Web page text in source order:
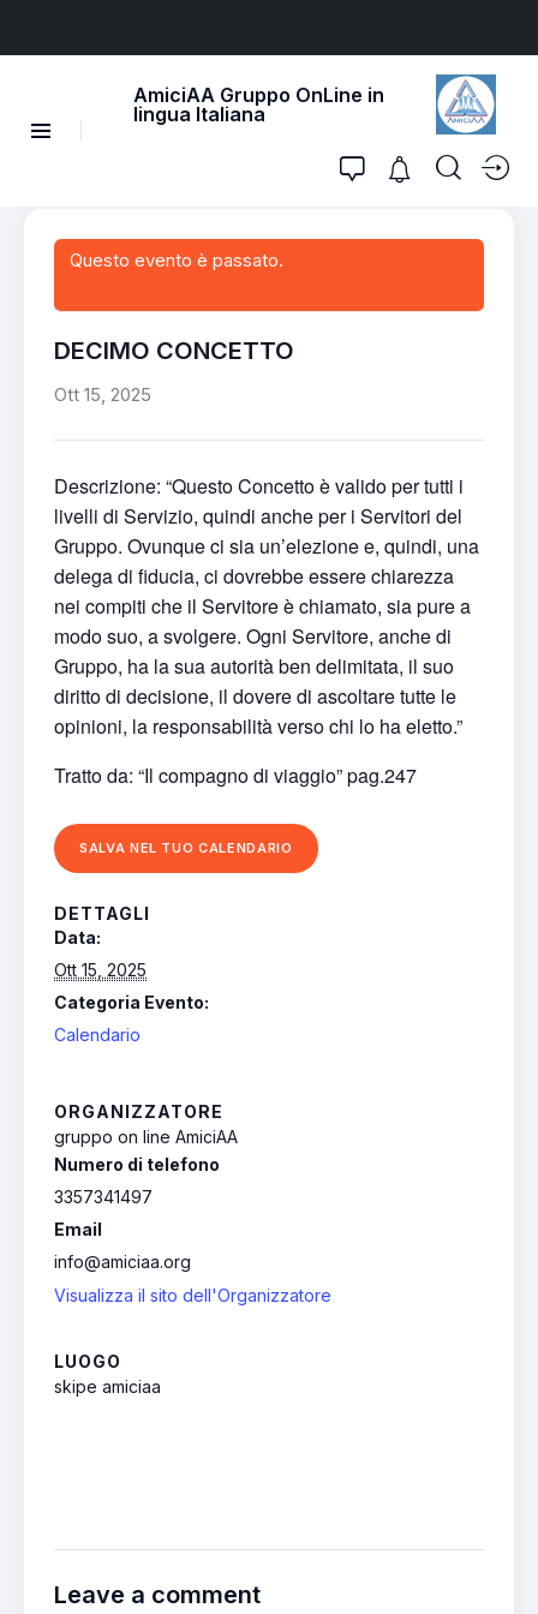
AmiciAA Gruppo OnLine in
lingua Italiana
Questo evento è passato.
DECIMO CONCETTO
Ott 15, 2025
Descrizione: “Questo Concetto è valido per tutti i
livelli di Servizio, quindi anche per i Servitori del
Gruppo. Ovunque ci sia un’elezione e, quindi, una
delega di fiducia, ci dovrebbe essere chiarezza
nei compiti che il Servitore è chiamato, sia pure a
modo suo, a svolgere. Ogni Servitore, anche di
Gruppo, ha la sua autorità ben delimitata, il suo
diritto di decisione, il dovere di ascoltare tutte le
opinioni, la responsabilità verso chi lo ha eletto.”
Tratto da: “Il compagno di viaggio” pag.247
SALVA NEL TUO CALENDARIO
DETTAGLI
Data:
Ott 15, 2025
Categoria Evento:
Calendario
ORGANIZZATORE
gruppo on line AmiciAA
Numero di telefono
3357341497
Email
info@amiciaa.org
Visualizza il sito dell'Organizzatore
LUOGO
skipe amiciaa
Leave a comment